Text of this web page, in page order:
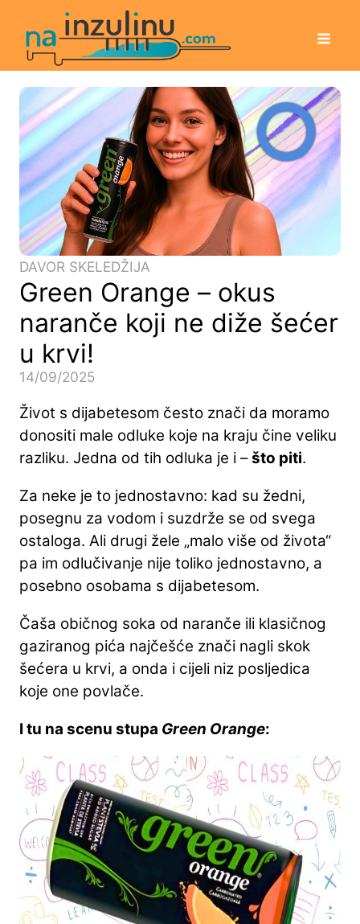
DAVOR SKELEDŽIJA
Green Orange – okus
naranče koji ne diže šećer
u krvi!
14/09/2025
Život s dijabetesom često znači da moramo
donositi male odluke koje na kraju čine veliku
razliku. Jedna od tih odluka je i –što piti.
Za neke je to jednostavno: kad su žedni,
posegnu za vodom i suzdrže se od svega
ostaloga. Ali drugi žele „malo više od života“
pa im odlučivanje nije toliko jednostavno, a
posebno osobama s dijabetesom.
Čaša običnog soka od naranče ili klasičnog
gaziranog pića najčešće znači nagli skok
šećera u krvi, a onda i cijeli niz posljedica
koje one povlače.
I tu na scenu stupa Green Orange: